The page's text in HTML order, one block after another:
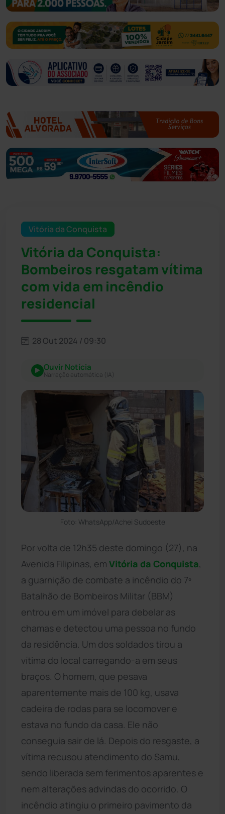
Vitória da Conquista
Vitória da Conquista:
Bombeiros resgatam vítima
com vida em incêndio
residencial
28 Out 2024 / 09:30
Ouvir Notícia
Narração automática (IA)
Foto: WhatsApp/Achei Sudoeste
Por volta de 12h35 deste domingo (27), na
Avenida Filipinas, em Vitória da Conquista,
a guarnição de combate a incêndio do 7º
Batalhão de Bombeiros Militar (BBM)
entrou em um imóvel para debelar as
chamas e detectou uma pessoa no fundo
da residência. Um dos soldados tirou a
vítima do local carregando-a em seus
braços. O homem, que pesava
aparentemente mais de 100 kg, usava
cadeira de rodas para se locomover e
estava no fundo da casa. Ele não
conseguia sair de lá. Depois do resgaste, a
vítima recusou atendimento do Samu,
sendo liberada sem ferimentos aparentes e
nem alterações advindas do ocorrido. O
incêndio atingiu o primeiro pavimento da